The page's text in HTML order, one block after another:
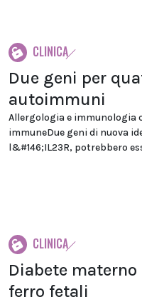
CLINICA
Due geni per
autoimmuni
Allergologia e immunologia
immuneDue geni di nuova
l&#146;IL23R, potrebbero
CLINICA
Diabete
ferro fetali